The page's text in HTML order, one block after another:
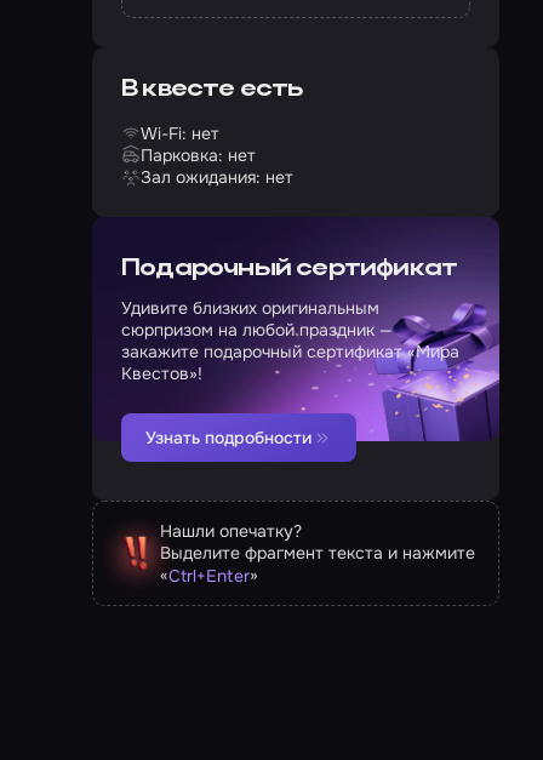
В квесте есть
Wi-Fi: нет
Парковка: нет
Зал ожидания: нет
Подарочный сертификат
Удивите близких оригинальным
сюрпризом на любой праздник —
закажите подарочный сертификат «Мира
Квестов»!
Узнать подробности
Нашли опечатку?
Выделите фрагмент текста и нажмите
«Ctrl+Enter»